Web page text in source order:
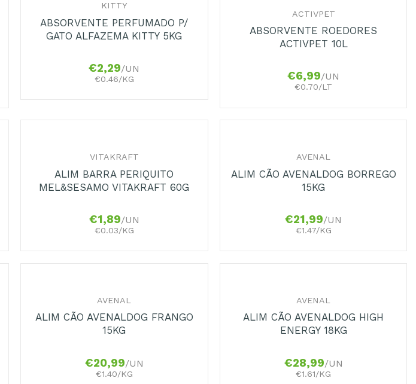
KITTY
ABSORVENTE PERFUMADO P/
GATO ALFAZEMA KITTY 5KG
€2,29/UN
€0.46/KG
ESGOTADO
ACTIVPET
ABSORVENTE ROEDORES
ACTIVPET 10L
€6,99/UN
€0.70/LT
VITAKRAFT
ALIM BARRA PERIQUITO
MEL&SESAMO VITAKRAFT 60G
€1,89/UN
€0.03/KG
AVENAL
ALIM CÃO AVENALDOG BORREGO
15KG
€21,99/UN
€1.47/KG
AVENAL
ALIM CÃO AVENALDOG FRANGO
15KG
€20,99/UN
€1.40/KG
AVENAL
ALIM CÃO AVENALDOG HIGH
ENERGY 18KG
€28,99/UN
€1.61/KG